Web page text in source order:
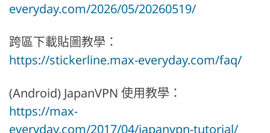
everyday.com/2026/05/20260519/
跨區下載貼圖教學：
https://stickerline.max-everyday.com/faq/
(Android) JapanVPN 使用教學：
https://max-
everyday.com/2017/04/japanvpn-tutorial/